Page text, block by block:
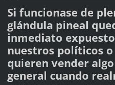
Si funcionase de
glándula pineal
inmediato
nuestros políticos
quieren vender
general cuando